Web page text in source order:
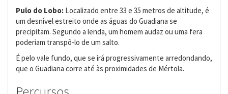
Pulo do Lobo: Localizado entre 33 e 35 metros de altitude, é
um desnível estreito onde as águas do Guadiana se
precipitam. Segundo a lenda, um homem audaz ou uma fera
poderiam transpô-lo de um salto.
É pelo vale fundo, que se irá progressivamente arredondando,
que o Guadiana corre até às proximidades de Mértola.